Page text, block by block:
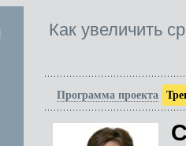
Как увеличить
Программа проекта